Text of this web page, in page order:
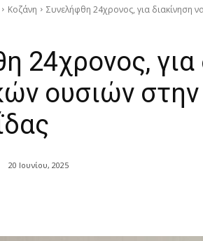
Κοζάνη Συνελήφθη 24χρονος, για διακίνηση
24χρονος, για
ουσιών
20 Ιουνίου, 2025